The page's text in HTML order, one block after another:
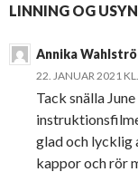
LINNING OG
Annika
22. JANUAR 2021
Tack snälla
glad och lycklig
kappor och rör